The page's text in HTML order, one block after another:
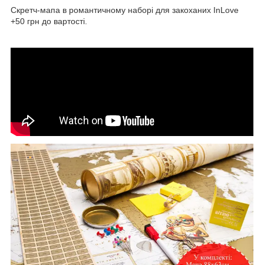
Скретч-мапа в романтичному наборі для закоханих InLove
+50 грн до вартості.